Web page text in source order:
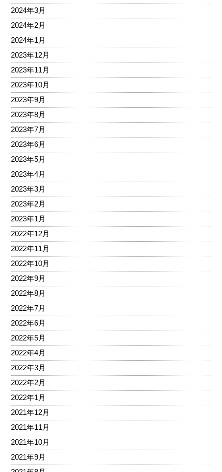
2024年3月
2024年2月
2024年1月
2023年12月
2023年11月
2023年10月
2023年9月
2023年8月
2023年7月
2023年6月
2023年5月
2023年4月
2023年3月
2023年2月
2023年1月
2022年12月
2022年11月
2022年10月
2022年9月
2022年8月
2022年7月
2022年6月
2022年5月
2022年4月
2022年3月
2022年2月
2022年1月
2021年12月
2021年11月
2021年10月
2021年9月